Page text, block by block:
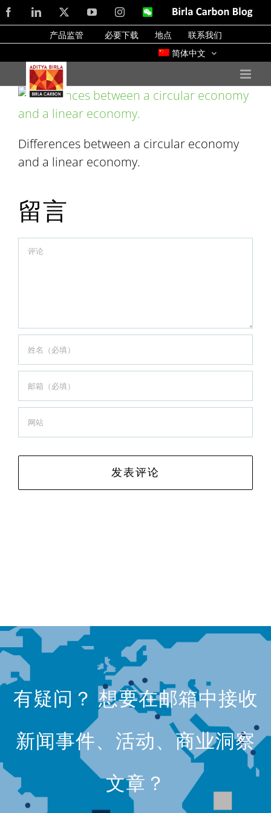
Skip
to
content
FacebookLinkedIn YouTubeInstagramWeChatBirla
Blog
产品监管 必要下载 地点
联系我们
简体中文
Differences between a circular economy
and a linear economy.
留言
Comment
有疑问？ 想要在邮箱中接收
新闻事件、活动、商业洞察
文章？